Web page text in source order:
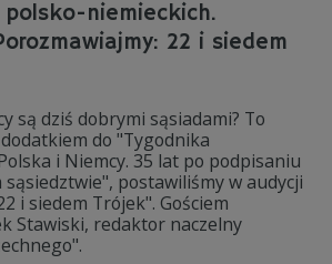
niemieckich.
22 i siedem
są dziś dobrymi sąsiadami? To
do "Tygodnika
i Niemcy. 35 lat po podpisaniu
postawiliśmy w audycji
i siedem Trójek". Gościem
Stawiski, redaktor naczelny